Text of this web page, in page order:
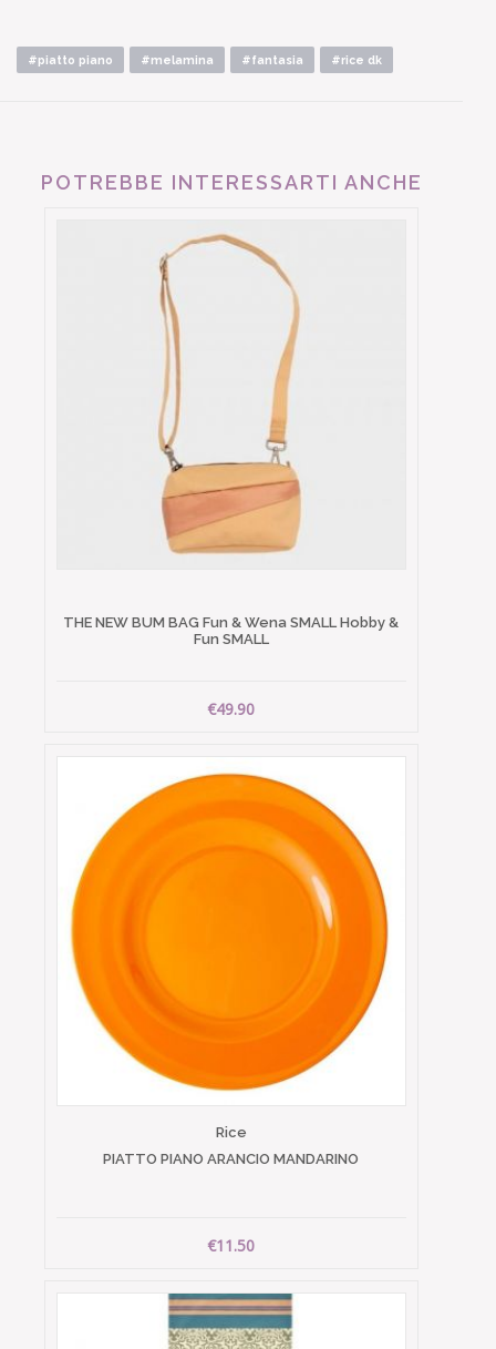
#piatto piano #melamina #fantasia #rice dk
POTREBBE INTERESSARTI ANCHE
THE NEW BUM BAG Fun & Wena SMALL Hobby &
Fun SMALL
€49.90
Rice
PIATTO PIANO ARANCIO MANDARINO
€11.50